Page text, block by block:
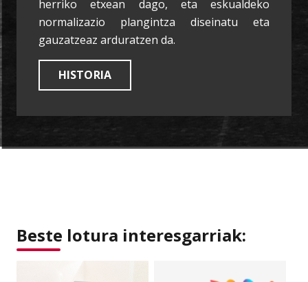
herriko etxean dago, eta eskualdeko
normalizazio plangintza diseinatu eta
gauzatzeaz arduratzen da.
HISTORIA
Beste lotura interesgarriak: